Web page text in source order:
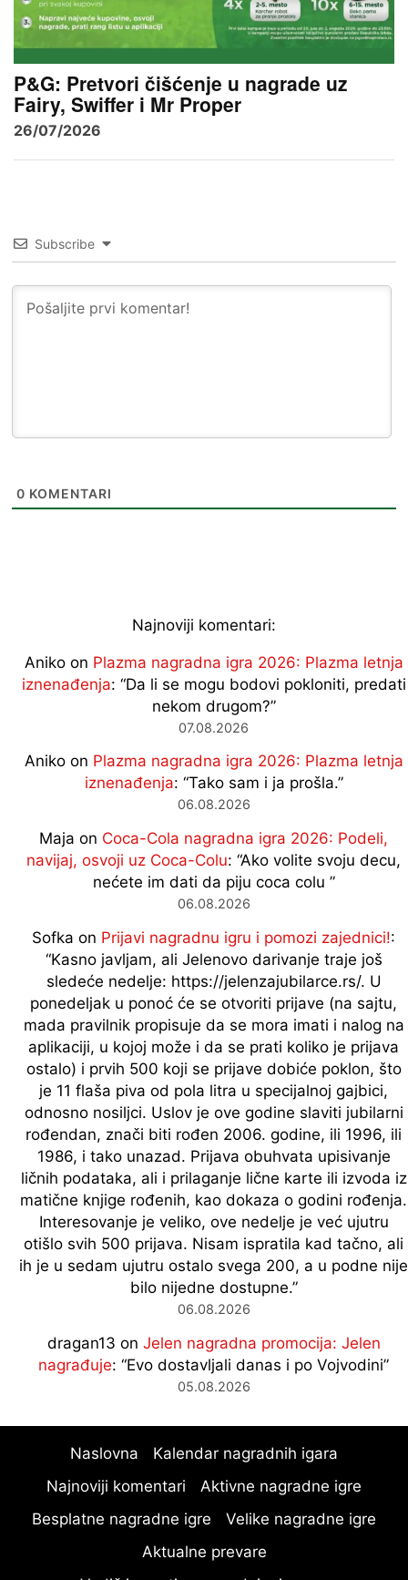
P&G: Pretvori čišćenje u nagrade uz
Fairy, Swiffer i Mr Proper
26/07/2026
Subscribe
0 KOMENTARI
Najnoviji komentari:
Anikoon Plazma nagradna igra 2026: Plazma letnja
iznenađenja: “Da li se mogu bodovi pokloniti, predati
nekom drugom?”
07.08.2026
Anikoon Plazma nagradna igra 2026: Plazma letnja
iznenađenja: “Tako sam i ja prošla.”
06.08.2026
Maja on Coca-Cola nagradna igra 2026: Podeli,
navijaj, osvoji uz Coca-Colu: “Ako volite svoju decu,
nećete im dati da piju coca colu ”
06.08.2026
Sofka on Prijavi nagradnu igru i pomozi zajednici!:
“Kasno javljam, ali Jelenovo darivanje traje još
sledeće nedelje: https://jelenzajubilarce.rs/. U
ponedeljak u ponoć će se otvoriti prijave (na sajtu,
mada pravilnik propisuje da se mora imati i nalog na
aplikaciji, u kojoj može i da se prati koliko je prijava
ostalo) i prvih 500 koji se prijave dobiće poklon, što
je 11 flaša piva od pola litra u specijalnoj gajbici,
odnosno nosiljci. Uslov je ove godine slaviti jubilarni
rođendan, znači biti rođen 2006. godine, ili 1996, ili
1986, i tako unazad. Prijava obuhvata upisivanje
ličnih podataka, ali i prilaganje lične karte ili izvoda iz
matične knjige rođenih, kao dokaza o godini rođenja.
Interesovanje je veliko, ove nedelje je već ujutru
otišlo svih 500 prijava. Nisam ispratila kad tačno, ali
ih je u sedam ujutru ostalo svega 200, a u podne nije
bilo nijedne dostupne.”
06.08.2026
dragan13 on Jelen nagradna promocija: Jelen
nagrađuje: “Evo dostavljali danas i po Vojvodini”
05.08.2026
Naslovna
Kalendar nagradnih igara
Najnoviji komentari
Aktivne nagradne igre
Besplatne nagradne igre
Velike nagradne igre
Aktualne prevare